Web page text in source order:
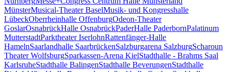
MünsterMusical-Theater BaselMusik- und Kongresshalle
LübeckOberrheinhalle OffenburgOdeon-Theater
GoslarOsnabrückHalle OsnabrückPaderHalle PaderbornPalatinum
MutterstadtParktheater IserlohnRattenfänger-Halle
HamelnSaarlandhalle SaarbrückenSalzburgarena SalzburgScharoun
Theater WolfsburgSparkassen-Arena KielStadthalle - Brahms Saal
KarlsruheStadthalle BalingenStadthalle BeverungenStadthalle